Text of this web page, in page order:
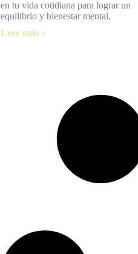
en tu vida cotidiana para lograr un
equilibrio y bienestar mental.
Leer más »